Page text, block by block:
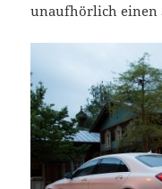
unaufhörlich einen